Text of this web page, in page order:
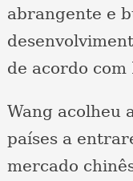
abrangente e
de acordo com
Wang acolheu
países a
mercado